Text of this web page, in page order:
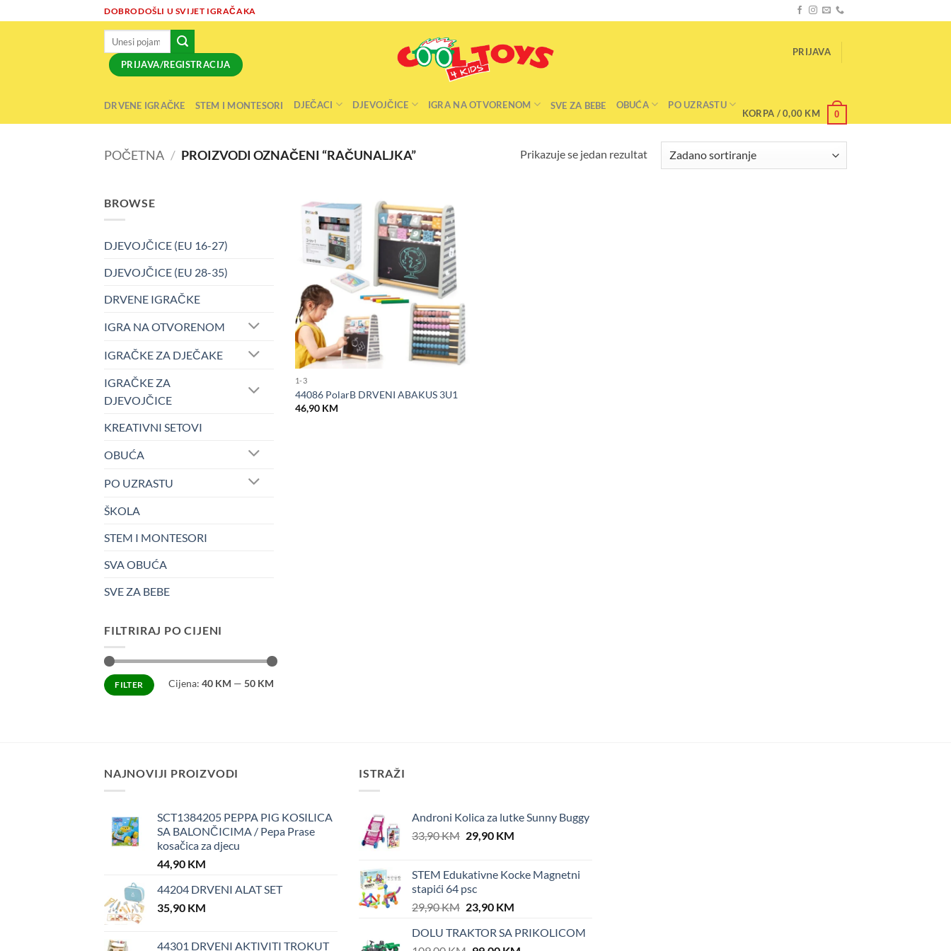
to
DOBRODOŠLI U SVIJET IGRAČAKA
PRIJAVA/REGISTRACIJA
PRIJAVA
KORPA /0,00 KM 0
DRVENE IGRAČKE STEM I MONTESORI DJEČACI DJEVOJČICE IGRA NA OTVORENOM SVE ZA BEBE OBUĆA PO UZRASTU
POČETNA / PROIZVODI OZNAČENI “RAČUNALJKA” Prikazuje se jedan rezultat
BROWSE
DJEVOJČICE (EU 16-27)
DJEVOJČICE (EU 28-35)
DRVENE IGRAČKE
IGRA NA OTVORENOM
IGRAČKE ZA DJEČAKE
IGRAČKE ZA
DJEVOJČICE
KREATIVNI SETOVI
OBUĆA
PO UZRASTU
ŠKOLA
STEM I MONTESORI
SVA OBUĆA
SVE ZA BEBE
FILTRIRAJ PO CIJENI
Minimalna
cijena
Maksimalna
cijenaFILTER Cijena: 40 KM — 50 KM
1-3
44086 PolarB DRVENI ABAKUS 3U1
46,90 KM
NAJNOVIJI PROIZVODI
SCT1384205 PEPPA PIG KOSILICA
SA BALONČICIMA / Pepa Prase
kosačica za djecu
44,90 KM
44204 DRVENI ALAT SET
35,90 KM
44301 DRVENI AKTIVITI TROKUT
ISTRAŽI
Androni Kolica za lutke Sunny Buggy
33,90KM Original
33,90 KM.
29,90 KMCurrent
29,90 KM.
STEM Edukativne Kocke Magnetni
stapići 64 psc
29,90KM Original
was:
23,90 KMCurrent
is:
DOLU TRAKTOR SA PRIKOLICOM